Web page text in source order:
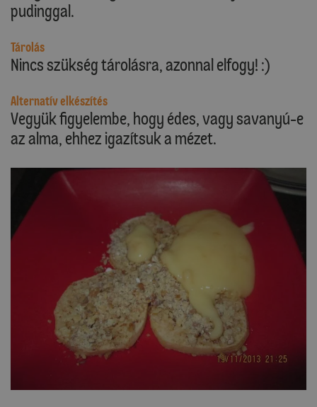
pudinggal.
Tárolás
Nincs szükség tárolásra, azonnal elfogy! :)
Alternatív elkészítés
Vegyük figyelembe, hogy édes, vagy savanyú-e
az alma, ehhez igazítsuk a mézet.